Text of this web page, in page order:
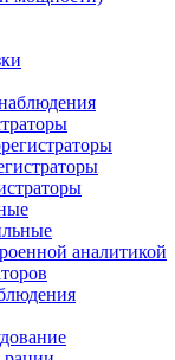
аналитикой